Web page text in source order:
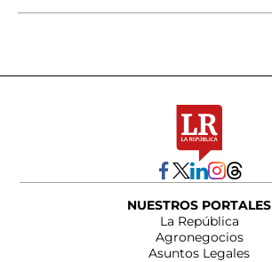
NUESTROS PORTALES
La República
Agronegocios
Asuntos Legales